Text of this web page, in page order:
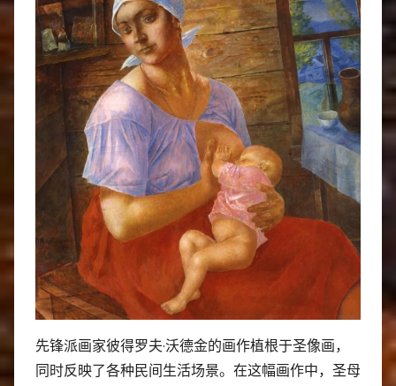
先锋派画家彼得罗夫·沃德金的画作植根于圣像画，
同时反映了各种民间生活场景。在这幅画作中，圣母